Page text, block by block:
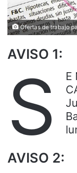
Ofertas de trabajo
AVISO 1:
S
E
AVISO 2: